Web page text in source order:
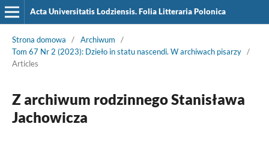
Acta Universitatis Lodziensis. Folia Litteraria Polonica
Strona domowa / Archiwum
/
Tom 67 Nr 2 (2023): Dzieło in statu nascendi. W archiwach pisarzy /
Articles
Z archiwum rodzinnego Stanisława
Jachowicza